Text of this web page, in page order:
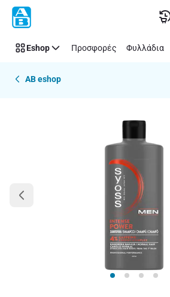
Παράλειψη
Eshop Προσφορές Φυλλάδια
AB eshop